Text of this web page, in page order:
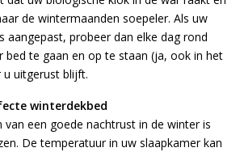
de wintermaanden soepeler. Als uw
aangepast, probeer dan elke dag rond
bed te gaan en op te staan (ja, ook in het
uitgerust blijft.
winterdekbed
van een goede nachtrust in de winter is
De temperatuur in uw slaapkamer kan